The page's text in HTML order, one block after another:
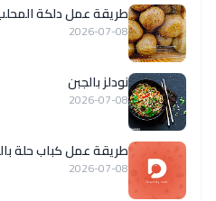
طريقة عمل دلكة
2026-07-08
نودلز بالجبن
2026-07-08
طريقة عمل كباب حلة
2026-07-08